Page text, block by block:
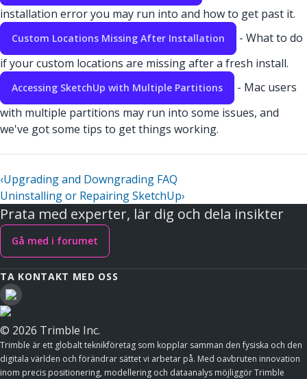
installation error you may run into and how to get past it.
Custom Locations Missing After Installation
- What to do
if your custom locations are missing after a fresh install.
Accessing SketchUp with Multiple Partitions
- Mac users
with multiple partitions may run into some issues, and
we've got some tips to get things working.
‹Upgrading and Downgrading FAQ
Uninstalling or Repairing SketchUp›
Prata med experter, lär dig och dela insikter
Gå med i forumet
TA KONTAKT MED OSS
© 2026 Trimble Inc.
Trimble är ett globalt teknikföretag som kopplar samman den fysiska och den
digitala världen och förändrar sättet vi arbetar på. Med oavbruten innovation
inom precis positionering, modellering och dataanalys möjliggör Trimble